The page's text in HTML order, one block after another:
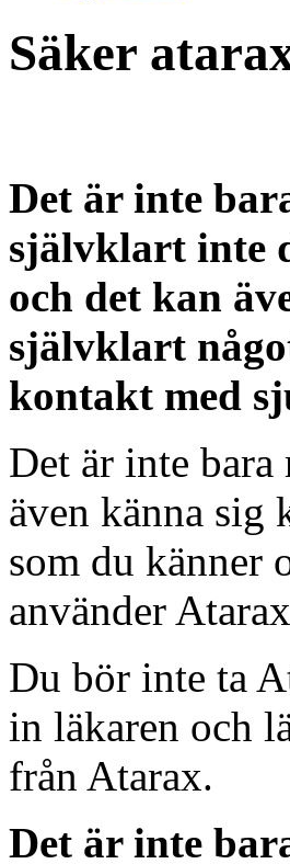
Säker
Det är inte
självklart inte
och det kan
självklart
kontakt med
Det är inte bara
även känna sig
som du känner
använder
Du bör inte ta
in läkaren och
från Atarax.
Det är inte